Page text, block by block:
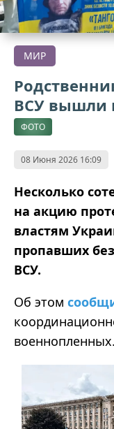
МИР
ВСУ вышли
ФОТО
08 Июня 2026 16:09
Несколько
на акцию
властям
пропавших
ВСУ.
Об этом
военнопленных.